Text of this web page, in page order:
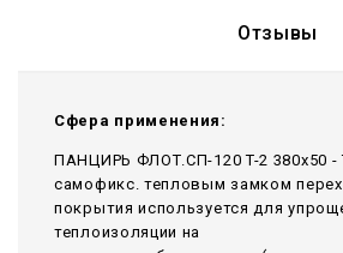
Отзывы
Сфера применения:
ПАНЦИРЬ ФЛОТ.СП-120 T-2 380x50 -
самофикс. тепловым замком
покрытия используется для
теплоизоляции на